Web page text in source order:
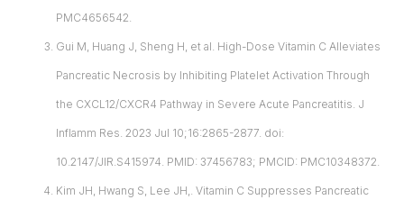
PMC4656542.
Gui M, Huang J, Sheng H, et al. High-Dose Vitamin C Alleviates
Pancreatic Necrosis by Inhibiting Platelet Activation Through
the CXCL12/CXCR4 Pathway in Severe Acute Pancreatitis. J
Inflamm Res. 2023 Jul 10;16:2865-2877. doi:
10.2147/JIR.S415974. PMID: 37456783; PMCID: PMC10348372.
Kim JH, Hwang S, Lee JH,. Vitamin C Suppresses Pancreatic